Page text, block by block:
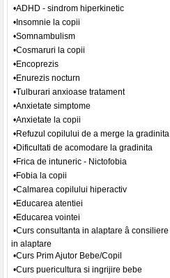
•ADHD - sindrom hiperkinetic
•Insomnie la copii
•Somnambulism
•Cosmaruri la copii
•Encoprezis
•Enurezis nocturn
•Tulburari anxioase tratament
•Anxietate simptome
•Anxietate la copii
•Refuzul copilului de a merge la gradinita
•Dificultati de acomodare la gradinita
•Frica de intuneric - Nictofobia
•Fobia la copii
•Calmarea copilului hiperactiv
•Educarea atentiei
•Educarea vointei
•Curs consultanta in alaptare â consiliere
in alaptare
•Curs Prim Ajutor Bebe/Copil
•Curs puericultura si ingrijire bebe